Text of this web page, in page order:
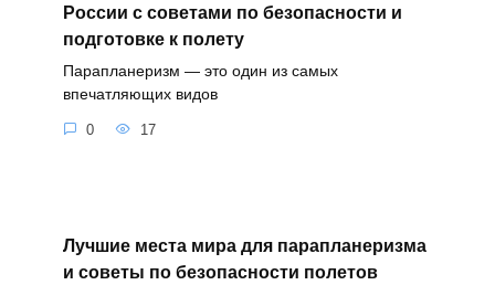
России с советами по безопасности и
подготовке к полету
Парапланеризм — это один из самых
впечатляющих видов
0 17
Лучшие места мира для парапланеризма
и советы по безопасности полетов